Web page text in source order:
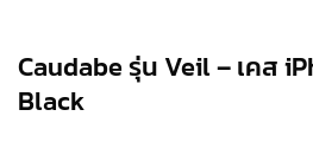
Caudabe รุ่น Veil – เคส
Black